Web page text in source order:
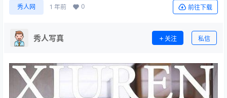
秀人网 1 年前 0 前往下载
秀人写真 关注 私信